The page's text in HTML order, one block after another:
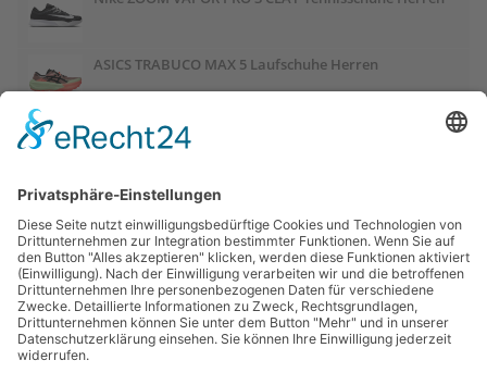
ASICS TRABUCO MAX 5 Laufschuhe Herren
ASICS GEL-PULSE 17 Laufschuhe Damen
Salomon OUTCHILL Winterschuhe Damen
ASICS GEL-CUMULUS 28 Laufschuhe Damen